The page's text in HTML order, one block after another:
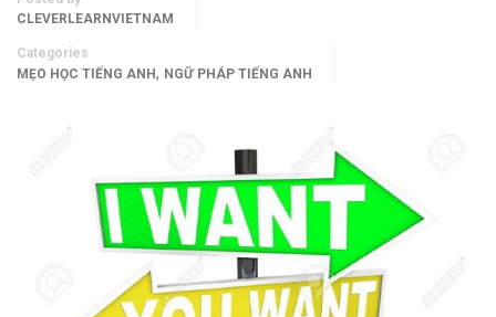
CLEVERLEARNVIETNAM
Categories
MẸO HỌC TIẾNG ANH, NGỮ PHÁP TIẾNG ANH